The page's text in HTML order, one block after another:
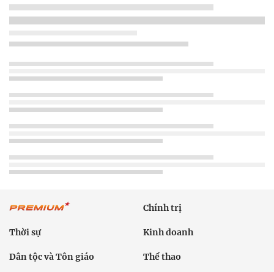
Chính trị
Thời sự Kinh doanh
Dân tộc và Tôn giáo Thể thao